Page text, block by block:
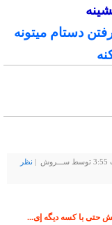
دستام میتونه
نظر
حتی با کسه دیگه إی...